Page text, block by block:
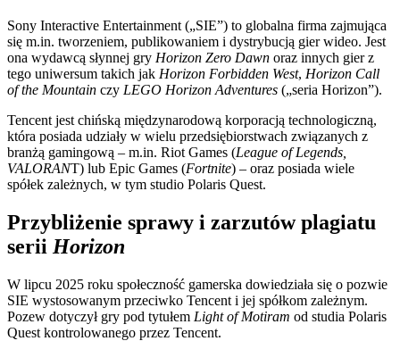
Sony Interactive Entertainment („SIE”) to globalna firma zajmująca
się m.in. tworzeniem, publikowaniem i dystrybucją gier wideo. Jest
ona wydawcą słynnej gry Horizon Zero Dawn oraz innych gier z
tego uniwersum takich jak Horizon Forbidden West, Horizon Call
of the Mountain czy LEGO Horizon Adventures („seria Horizon”).
Tencent jest chińską międzynarodową korporacją technologiczną,
która posiada udziały w wielu przedsiębiorstwach związanych z
branżą gamingową – m.in. Riot Games (League of Legends,
VALORANT) lub Epic Games (Fortnite) – oraz posiada wiele
spółek zależnych, w tym studio Polaris Quest.
Przybliżenie sprawy i zarzutów plagiatu
serii Horizon
W lipcu 2025 roku społeczność gamerska dowiedziała się o pozwie
SIE wystosowanym przeciwko Tencent i jej spółkom zależnym.
Pozew dotyczył gry pod tytułem Light of Motiram od studia Polaris
Quest kontrolowanego przez Tencent.